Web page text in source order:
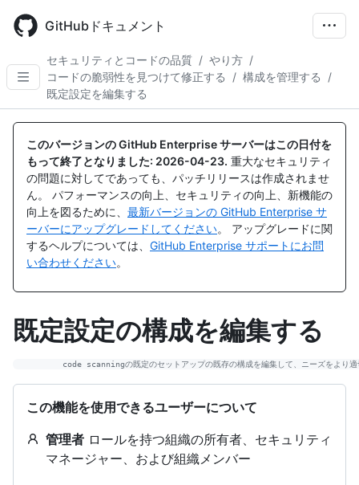
main
GitHubドキュメント
セキュリティとコードの品質 / やり方 /
コードの脆弱性を見つけて修正する
/ 構成を管理する
/
既定設定を編集する
このバージョンの GitHub Enterprise サーバーはこの日付を
もって終了となりました: 2026-04-23. 重大なセキュリティ
の問題に対してであっても、パッチリリースは作成されませ
ん。 パフォーマンスの向上、セキュリティの向上、新機能の
向上を図るために、 最新バージョンの GitHub Enterprise サ
ーバーにアップグレードしてください。 アップグレードに関
するヘルプについては、 GitHub Enterprise サポートにお問
い合わせください。
既定設定の構成を編集する
この機能を使用できるユーザーについて
管理者 ロールを持つ組織の所有者、セキュリティ
マネージャー、および組織メンバー